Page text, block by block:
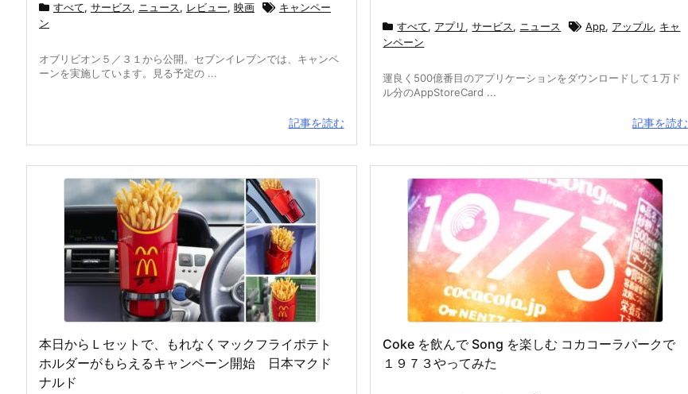
すべて, サービス, ニュース, レビュー, 映画
キャンペー
ン
オブリビオン５／３１から公開。セブンイレブンでは、キャンペ
ーンを実施しています。見る予定の ...
記事を読む
すべて, アプリ ,サービス, ニュース App, アップル, キャ
ンペーン
運良く500億番目のアプリケーションをダウンロードして１万ド
ル分のAppStoreCard ...
記事を読む
本日からＬセットで、もれなくマックフライポテト
ホルダーがもらえるキャンペーン開始 日本マクド
ナルド
Coke を飲んで Song を楽しむ コカコーラパークで
１９７３やってみた